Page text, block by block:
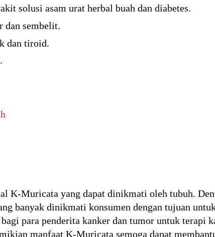
solusi asam urat herbal buah dan diabetes.
dan sembelit.
dan tiroid.
K-Muricata yang dapat dinikmati oleh tubuh.
banyak dinikmati konsumen dengan tujuan
para penderita kanker dan tumor untuk terapi
manfaat K-Muricata semoga dapat